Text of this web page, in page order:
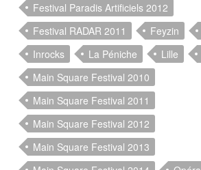
Festival Paradis Artificiels 2012
Festival RADAR 2011
Feyzin
Inrocks
La Péniche Lille
Main Square Festival 2010
Main Square Festival 2011
Main Square Festival 2012
Main Square Festival 2013